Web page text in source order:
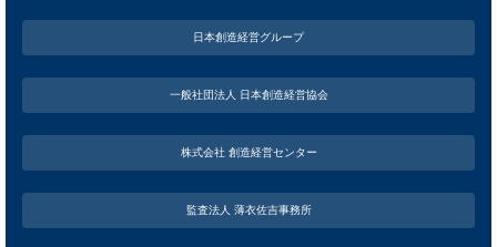
日本創造経営グループ
一般社団法人 日本創造経営協会
株式会社 創造経営センター
監査法人 薄衣佐吉事務所